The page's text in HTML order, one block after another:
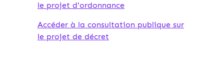
le projet d'ordonnance
Accéder à la consultation publique sur
le projet de décret